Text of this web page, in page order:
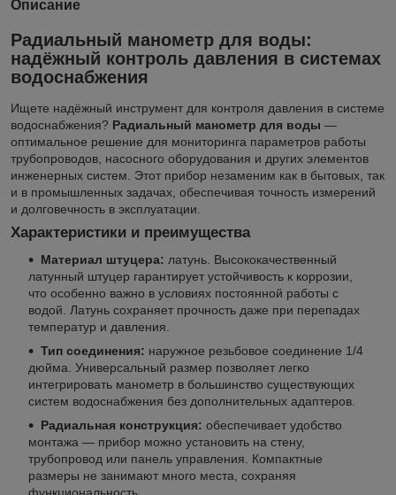
Описание
Радиальный манометр для воды:
надёжный контроль давления в системах
водоснабжения
Ищете надёжный инструмент для контроля давления в системе
водоснабжения? Радиальный манометр для воды —
оптимальное решение для мониторинга параметров работы
трубопроводов, насосного оборудования и других элементов
инженерных систем. Этот прибор незаменим как в бытовых, так
и в промышленных задачах, обеспечивая точность измерений
и долговечность в эксплуатации.
Характеристики и преимущества
Материал штуцера: латунь. Высококачественный
латунный штуцер гарантирует устойчивость к коррозии,
что особенно важно в условиях постоянной работы с
водой. Латунь сохраняет прочность даже при перепадах
температур и давления.
Тип соединения: наружное резьбовое соединение 1/4
дюйма. Универсальный размер позволяет легко
интегрировать манометр в большинство существующих
систем водоснабжения без дополнительных адаптеров.
Радиальная конструкция: обеспечивает удобство
монтажа — прибор можно установить на стену,
трубопровод или панель управления. Компактные
размеры не занимают много места, сохраняя